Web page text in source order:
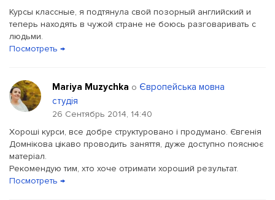
Курсы классные, я подтянула свой позорный английский и
теперь находять в чужой стране не боюсь разговаривать с
людьми.
Посмотреть →
Mariya Muzychka о Європейська мовна
студія
26 Сентябрь 2014, 14:40
Хороші курси, все добре структуровано і продумано. Євгенія
Домнікова цікаво проводить заняття, дуже доступно пояснює
матеріал.
Рекомендую тим, хто хоче отримати хороший результат.
Посмотреть →